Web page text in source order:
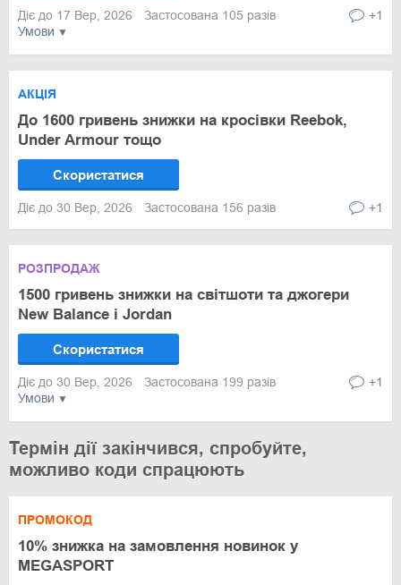
Умови
Діє до 17 Вер, 2026 Застосована 105 разів +1
АКЦІЯ
До 1600 гривень знижки на кросівки Reebok,
Under Armour тощо
Скористатися
Діє до 30 Вер, 2026 Застосована 156 разів +1
Умови
РОЗПРОДАЖ
1500 гривень знижки на світшоти та джогери
New Balance і Jordan
Скористатися
Діє до 30 Вер, 2026 Застосована 199 разів +1
Термін дії закінчився, спробуйте,
можливо коди спрацюють
ПРОМОКОД
10% знижка на замовлення новинок у
MEGASPORT